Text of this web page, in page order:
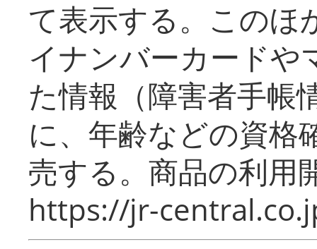
て表示する。このほ
イナンバーカードや
た情報（障害者手帳
に、年齢などの資格
売する。商品の利用
https://jr-